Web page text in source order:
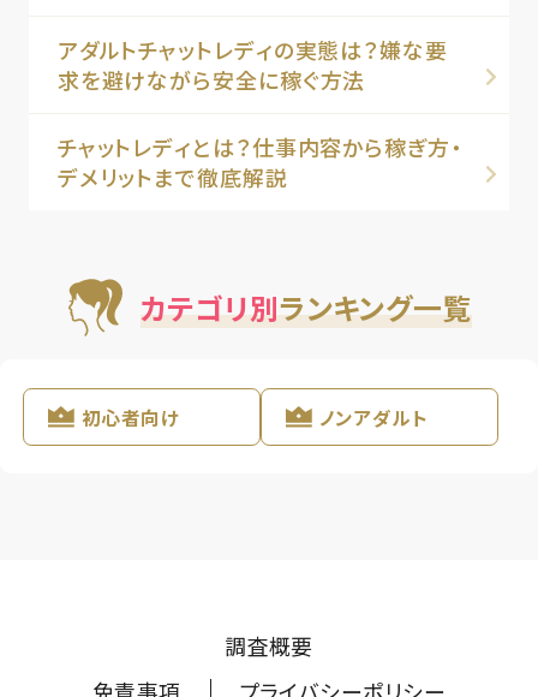
アダルトチャットレディの実態は？嫌な要
求を避けながら安全に稼ぐ方法
チャットレディとは？仕事内容から稼ぎ方・
デメリットまで徹底解説
カテゴリ別ランキング一覧
初心者向け ノンアダルト
調査概要
免責事項
プライバシーポリシー